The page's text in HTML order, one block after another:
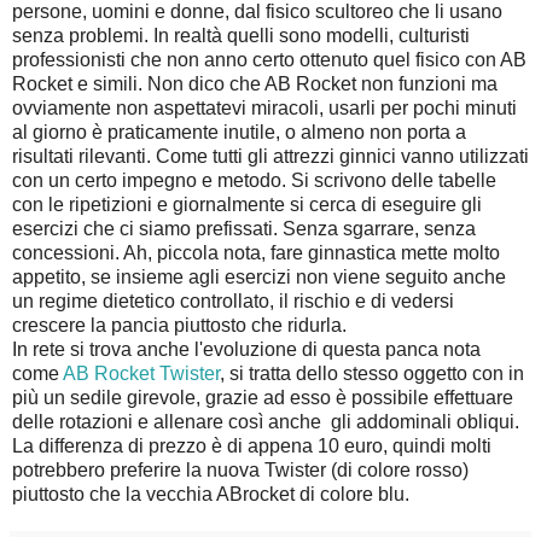
persone, uomini e donne, dal fisico scultoreo che li usano
senza problemi. In realtà quelli sono modelli, culturisti
professionisti che non anno certo ottenuto quel fisico con AB
Rocket e simili. Non dico che AB Rocket non funzioni ma
ovviamente non aspettatevi miracoli, usarli per pochi minuti
al giorno è praticamente inutile, o almeno non porta a
risultati rilevanti. Come tutti gli attrezzi ginnici vanno utilizzati
con un certo impegno e metodo. Si scrivono delle tabelle
con le ripetizioni e giornalmente si cerca di eseguire gli
esercizi che ci siamo prefissati. Senza sgarrare, senza
concessioni. Ah, piccola nota, fare ginnastica mette molto
appetito, se insieme agli esercizi non viene seguito anche
un regime dietetico controllato, il rischio e di vedersi
crescere la pancia piuttosto che ridurla.
In rete si trova anche l'evoluzione di questa panca nota
comeAB Rocket Twister, si tratta dello stesso oggetto con in
più un sedile girevole, grazie ad esso è possibile effettuare
delle rotazioni e allenare così anche gli addominali obliqui.
La differenza di prezzo è di appena 10 euro, quindi molti
potrebbero preferire la nuova Twister (di colore rosso)
piuttosto che la vecchia ABrocket di colore blu.